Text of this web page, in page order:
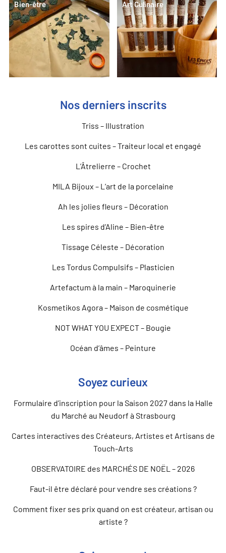
Bien-être
Art Culinaire
Nos derniers inscrits
Triss – Illustration
Les carottes sont cuites – Traiteur local et engagé
L’Âtrelierre – Crochet
MILA Bijoux – L’art de la porcelaine
Ah les jolies fleurs – Décoration
Les spires d’Aline – Bien-être
Tissage Céleste – Décoration
Les Tordus Compulsifs – Plasticien
Artefactum à la main – Maroquinerie
Kosmetikos Agora – Maison de cosmétique
NOT WHAT YOU EXPECT – Bougie
Océan d’âmes – Peinture
Soyez curieux
Formulaire d’inscription pour la Saison 2027 dans la Halle
du Marché au Neudorf à Strasbourg
Cartes interactives des Créateurs, Artistes et Artisans de
Touch-Arts
OBSERVATOIRE des MARCHÉS DE NOËL – 2026
Faut-il être déclaré pour vendre ses créations ?
Comment fixer ses prix quand on est créateur, artisan ou
artiste ?